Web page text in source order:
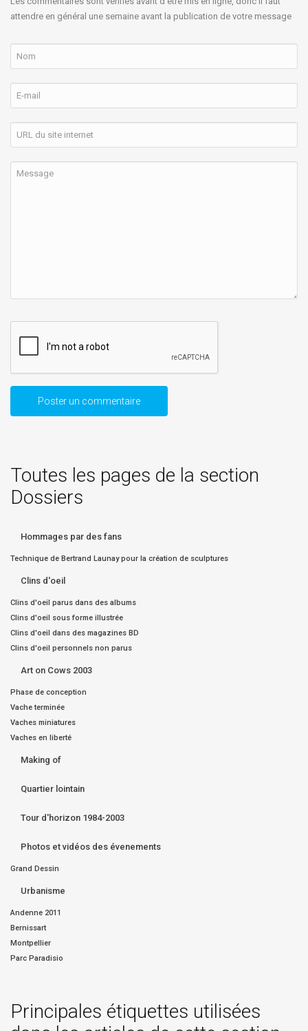
attendre en général une semaine avant la publication de votre message
Toutes les pages de la section
Dossiers
Hommages par des fans
Technique de Bertrand Launay pour la création de sculptures
Clins d'oeil
Clins d'oeil parus dans des albums
Clins d'oeil sous forme illustrée
Clins d'oeil dans des magazines BD
Clins d'oeil personnels non parus
Art on Cows 2003
Phase de conception
Vache terminée
Vaches miniatures
Vaches en liberté
Making of
Quartier lointain
Tour d'horizon 1984-2003
Photos et vidéos des évenements
Grand Dessin
Urbanisme
Andenne 2011
Bernissart
Montpellier
Parc Paradisio
Principales étiquettes utilisées